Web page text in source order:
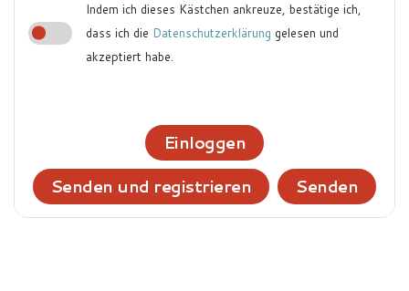
Indem ich dieses Kästchen ankreuze, bestätige ich,
dass ich die Datenschutzerklärung gelesen und
akzeptiert habe.
Einloggen
Senden und registrieren
Senden